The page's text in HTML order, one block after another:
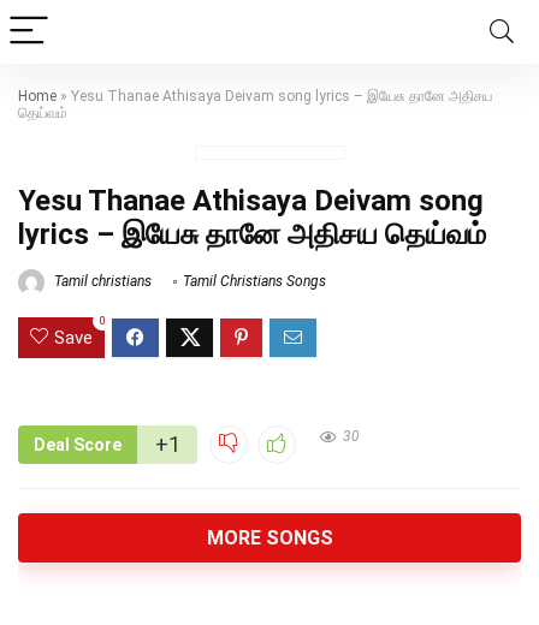
Home » Yesu Thanae Athisaya Deivam song lyrics – இயேசு தானே அதிசய
தெய்வம்
Yesu Thanae Athisaya Deivam song
lyrics – இயேசு தானே அதிசய தெய்வம்
Tamil christians Tamil Christians Songs
Save
0
Deal Score +1 30
MORE SONGS